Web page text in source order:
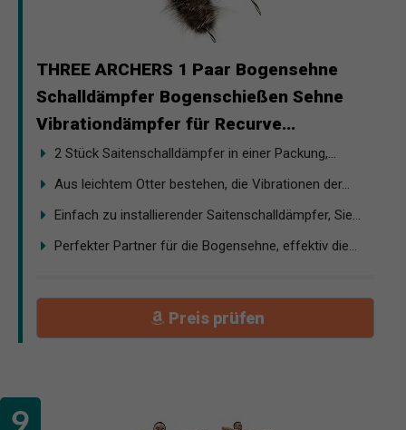
THREE ARCHERS 1 Paar Bogensehne
Schalldämpfer Bogenschießen Sehne
Vibrationdämpfer für Recurve...
2 Stück Saitenschalldämpfer in einer Packung,...
Aus leichtem Otter bestehen, die Vibrationen der...
Einfach zu installierender Saitenschalldämpfer, Sie...
Perfekter Partner für die Bogensehne, effektiv die...
Preis prüfen